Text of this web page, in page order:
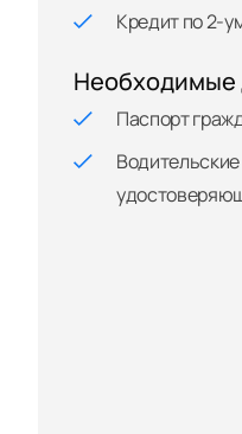
Кредит по 2-
Необходимые
Паспорт